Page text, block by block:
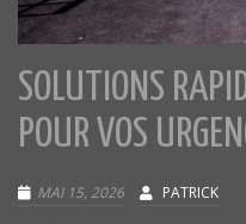
SOLUTIONS
POUR VOS
MAI 15, 2026 PATRICK